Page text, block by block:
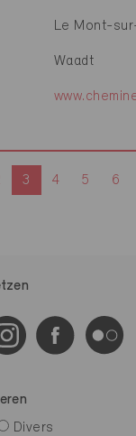
Le Mont-
Waadt
3 4 5 6
Divers